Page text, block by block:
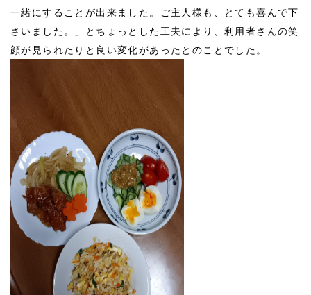
一緒にすることが出来ました。ご主人様も、とても喜んで下
さいました。」とちょっとした工夫により、利用者さんの笑
顔が見られたりと良い変化があったとのことでした。